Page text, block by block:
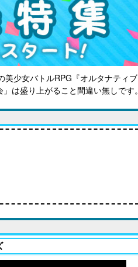
少女バトルRPG『オルタナティブ
は盛り上がること間違い無しです。